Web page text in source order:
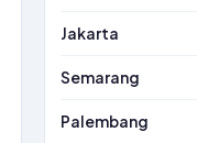
Jakarta
Semarang
Palembang